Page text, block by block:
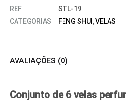
REF
STL-19
CATEGORIAS
FENG SHUI ,VELAS
AVALIAÇÕES (0)
Conjunto de 6 velas